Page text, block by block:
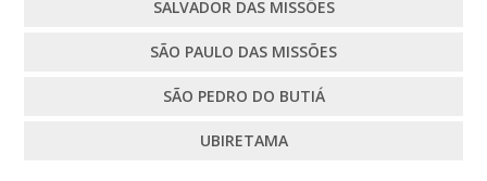
SALVADOR DAS MISSÕES
SÃO PAULO DAS MISSÕES
SÃO PEDRO DO BUTIÁ
UBIRETAMA